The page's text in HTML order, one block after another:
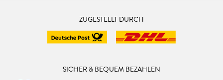
ZUGESTELLT DURCH
SICHER & BEQUEM BEZAHLEN